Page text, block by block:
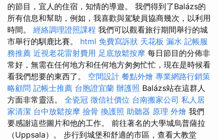
的節目，宜人的住宿，知情的導遊。 我們得到了Balázs的
所有信息和幫助，例如，我喜歡與駕駛員協商幾次，以利用
時間。 經絡調理證照課程 我們可以觀看旅行期間舉行的城
市舉行的馴鹿比賽。 html 免費寫訴狀 天花板 漏水 記帳服
務推薦 近視老花雷射費用 足底放鬆按摩 每日節目的分佈非
常好，無需在任何地方和任何地方匆匆忙忙，現在是時候看
看我們想要的東西了。 空間設計 餐點外燴 專業網路行銷策
略顧問 記帳士推薦 台胞證宜蘭 辦護照 Balázs站在這群人
方面非常靈活。 全瓷冠 徵信社價位 台南搬家公司 私人居
家清潔 台中放鬆按摩 撿骨 換護照 助聽器 原理 外燴 我們
要感謝這些圖片和他的工作。 前往著名的大學城烏普薩拉
（Uppsala）。 步行到城堡和舒適的市區，查看大教堂